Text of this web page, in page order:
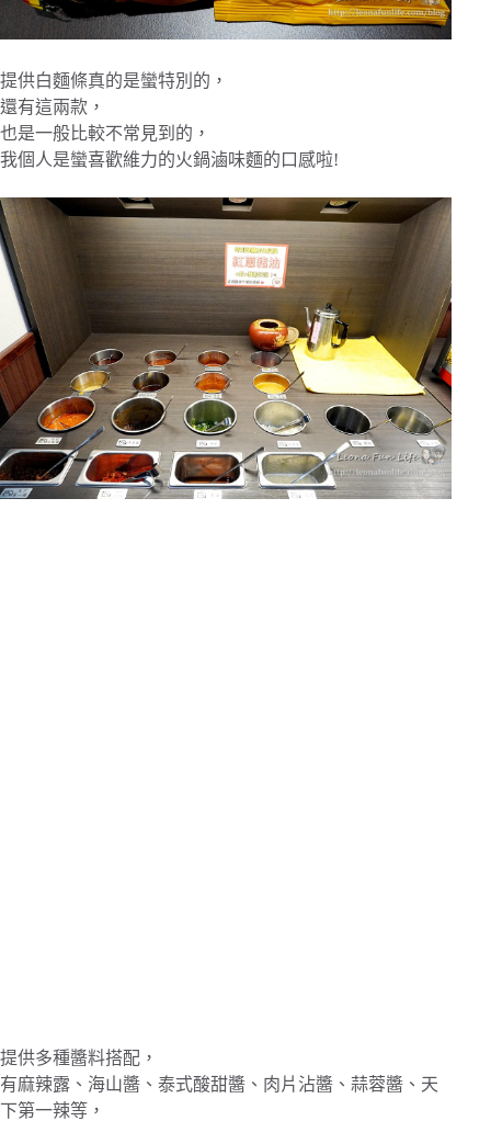
提供白麵條真的是蠻特別的，
還有這兩款，
也是一般比較不常見到的，
我個人是蠻喜歡維力的火鍋滷味麵的口感啦!
提供多種醬料搭配，
有麻辣露、海山醬、泰式酸甜醬、肉片沾醬、蒜蓉醬、天
下第一辣等，